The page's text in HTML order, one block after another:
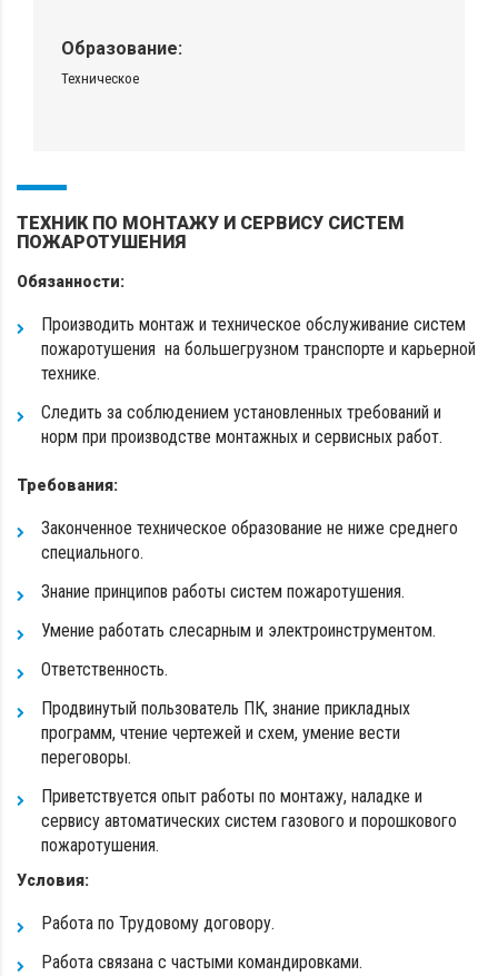
ТЕХНИК ПО МОНТАЖУ И СЕРВИСУ СИСТЕМ
ПОЖАРОТУШЕНИЯ
Обязанности:
Производить монтаж и техническое обслуживание систем
пожаротушения на большегрузном транспорте и карьерной
технике.
Следить за соблюдением установленных требований и
норм при производстве монтажных и сервисных работ.
Требования:
Законченное техническое образование не ниже среднего
специального.
Знание принципов работы систем пожаротушения.
Умение работать слесарным и электроинструментом.
Ответственность.
Продвинутый пользователь ПК, знание прикладных
программ, чтение чертежей и схем, умение вести
переговоры.
Приветствуется опыт работы по монтажу, наладке и
сервису автоматических систем газового и порошкового
пожаротушения.
Условия:
Работа по Трудовому договору.
Работа связана с частыми командировками.
Образование:
Техническое